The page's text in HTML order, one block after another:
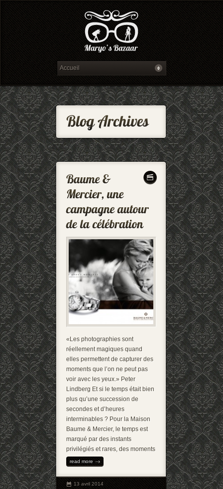
«Les photographies sont
réellement magiques quand
elles permettent de capturer des
moments que l’on ne peut pas
voir avec les yeux.» Peter
Lindberg Et si le temps était bien
plus qu’une succession de
secondes et d’heures
interminables ? Pour la Maison
Baume & Mercier, le temps est
marqué par des instants
privilégiés et rares, des moments
read more
13 avril 2014